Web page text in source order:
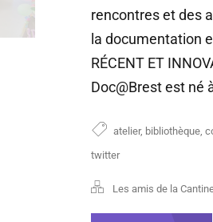
rencontres et des
la documentation
RÉCENT ET
Doc@Brest est né
atelier, bibliothèque,
twitter
Les amis de la